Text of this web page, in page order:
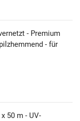
- Premium
- für
50 m - UV-